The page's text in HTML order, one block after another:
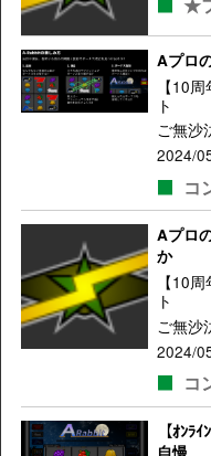
Aプロ
【10
ト
ご無沙
2024/
コ
Aプロ
か
【10
ト
ご無沙
2024/
コ
【ｵﾝﾗ